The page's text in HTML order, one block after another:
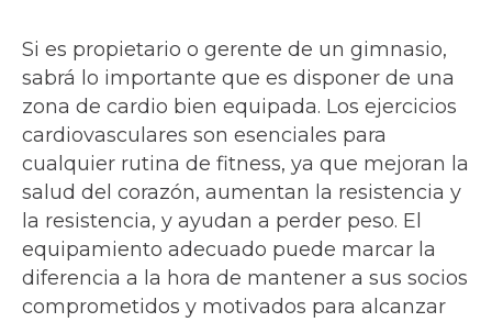
Si es propietario o gerente de un gimnasio,
sabrá lo importante que es disponer de una
zona de cardio bien equipada. Los ejercicios
cardiovasculares son esenciales para
cualquier rutina de fitness, ya que mejoran la
salud del corazón, aumentan la resistencia y
la resistencia, y ayudan a perder peso. El
equipamiento adecuado puede marcar la
diferencia a la hora de mantener a sus socios
comprometidos y motivados para alcanzar